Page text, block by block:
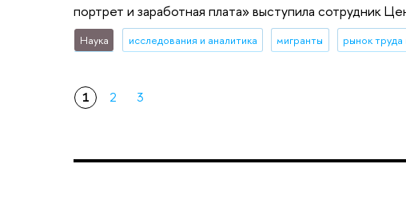
портрет и заработная плата» выступила сотрудник
Наука исследования и аналитика мигранты рынок труда
1 2 3